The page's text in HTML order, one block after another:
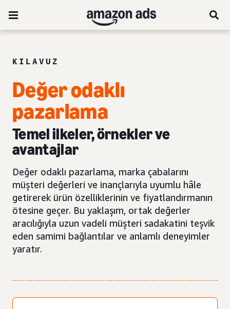
KILAVUZ
Değer odaklı
pazarlama
Temel ilkeler, örnekler ve
avantajlar
Değer odaklı pazarlama, marka çabalarını
müşteri değerleri ve inançlarıyla uyumlu hâle
getirerek ürün özelliklerinin ve fiyatlandırmanın
ötesine geçer. Bu yaklaşım, ortak değerler
aracılığıyla uzun vadeli müşteri sadakatini teşvik
eden samimi bağlantılar ve anlamlı deneyimler
yaratır.